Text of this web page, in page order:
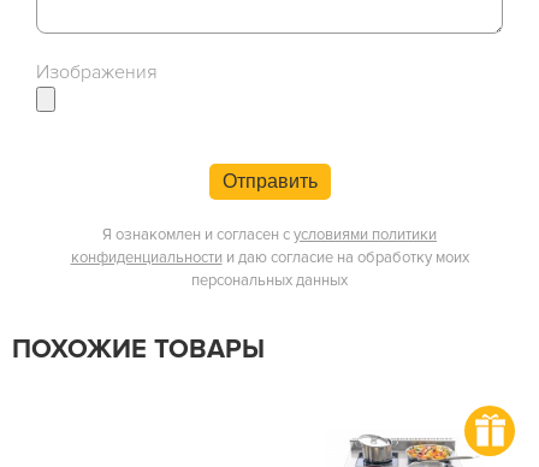
Изображения
Отправить
Я ознакомлен и согласен сусловиями политики
конфиденциальности и даю согласие на обработку моих
персональных данных
ПОХОЖИЕ ТОВАРЫ